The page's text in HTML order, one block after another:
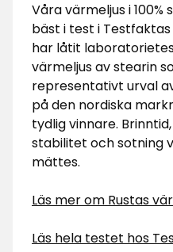
Våra värmeljus i
bäst i test i
har låtit
värmeljus av stearin
representativt urval
på den nordiska
tydlig vinnare.
stabilitet och sotning
mättes.
Läs mer om Rustas
Läs hela testet hos